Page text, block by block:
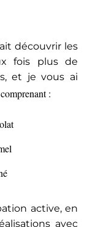
découvrir les
fois plus de
et je vous ai
comprenant :
active, en
avec